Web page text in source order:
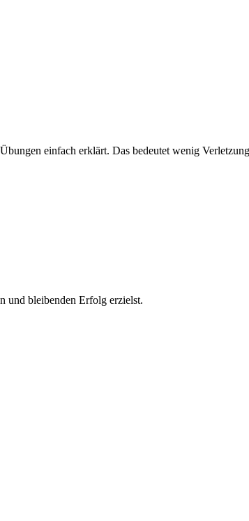
einfach erklärt. Das bedeutet wenig
und bleibenden Erfolg erzielst.